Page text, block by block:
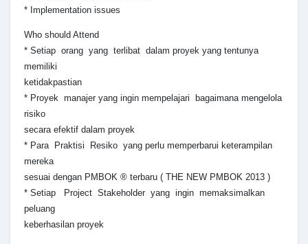
* Implementation issues
Who should Attend
* Setiap orang yang terlibat dalam proyek yang tentunya
memiliki
ketidakpastian
* Proyek manajer yang ingin mempelajari bagaimana mengelola
risiko
secara efektif dalam proyek
* Para Praktisi Resiko yang perlu memperbarui keterampilan
mereka
sesuai dengan PMBOK ® terbaru ( THE NEW PMBOK 2013 )
* Setiap Project Stakeholder yang ingin memaksimalkan
peluang
keberhasilan proyek